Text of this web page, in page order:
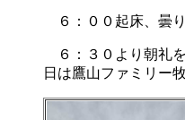
６：００起床、曇
６：３０より朝礼
日は鷹山ファミリー